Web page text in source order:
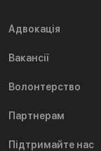
Адвокація
Вакансії
Волонтерство
Партнерам
Підтримайте нас